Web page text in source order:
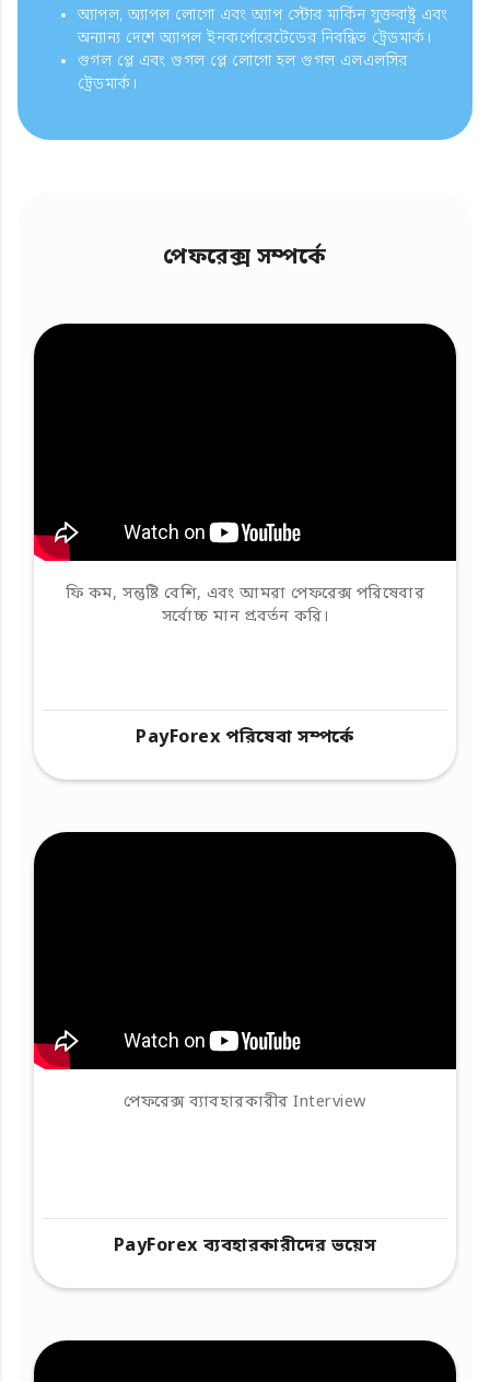
অ্যাপল, অ্যাপল লোগো এবং অ্যাপ স্টোর মার্কিন যুক্তরাষ্ট্র এবং
অন্যান্য দেশে অ্যাপল ইনকর্পোরেটেডের নিবন্ধিত ট্রেডমার্ক।
গুগল প্লে এবং গুগল প্লে লোগো হল গুগল এলএলসির
ট্রেডমার্ক।
পেফরেক্স সম্পর্কে
ফি কম, সন্তুষ্টি বেশি, এবং আমরা পেফরেক্স পরিষেবার
সর্বোচ্চ মান প্রবর্তন করি।
PayForex পরিষেবা সম্পর্কে
পেফরেক্স ব্যাবহারকারীর Interview
PayForex ব্যবহারকারীদের ভয়েস